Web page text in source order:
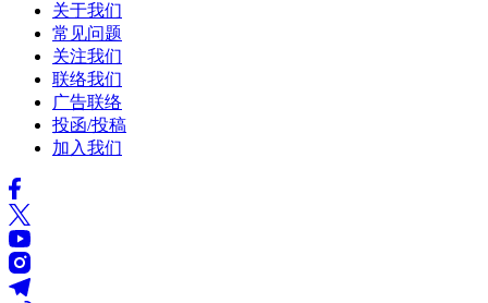
关于我们
常见问题
关注我们
联络我们
广告联络
投函/投稿
加入我们